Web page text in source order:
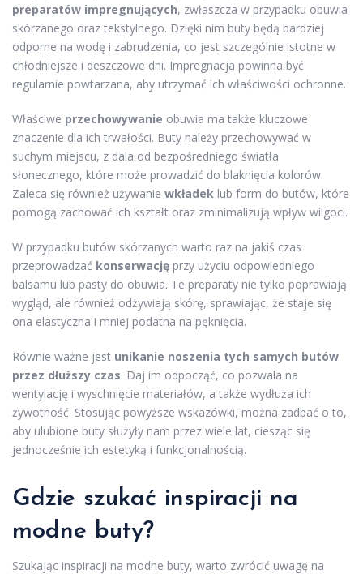
preparatów impregnujących, zwłaszcza w przypadku obuwia
skórzanego oraz tekstylnego. Dzięki nim buty będą bardziej
odporne na wodę i zabrudzenia, co jest szczególnie istotne w
chłodniejsze i deszczowe dni. Impregnacja powinna być
regularnie powtarzana, aby utrzymać ich właściwości ochronne.
Właściwe przechowywanie obuwia ma także kluczowe
znaczenie dla ich trwałości. Buty należy przechowywać w
suchym miejscu, z dala od bezpośredniego światła
słonecznego, które może prowadzić do blaknięcia kolorów.
Zaleca się również używanie wkładek lub form do butów, które
pomogą zachować ich kształt oraz zminimalizują wpływ wilgoci.
W przypadku butów skórzanych warto raz na jakiś czas
przeprowadzać konserwację przy użyciu odpowiedniego
balsamu lub pasty do obuwia. Te preparaty nie tylko poprawiają
wygląd, ale również odżywiają skórę, sprawiając, że staje się
ona elastyczna i mniej podatna na pęknięcia.
Równie ważne jest unikanie noszenia tych samych butów
przez dłuższy czas. Daj im odpocząć, co pozwala na
wentylację i wyschnięcie materiałów, a także wydłuża ich
żywotność. Stosując powyższe wskazówki, można zadbać o to,
aby ulubione buty służyły nam przez wiele lat, ciesząc się
jednocześnie ich estetyką i funkcjonalnością.
Gdzie szukać inspiracji na
modne buty?
Szukając inspiracji na modne buty, warto zwrócić uwagę na